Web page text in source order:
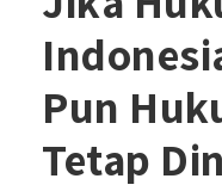
Pun
Tetap